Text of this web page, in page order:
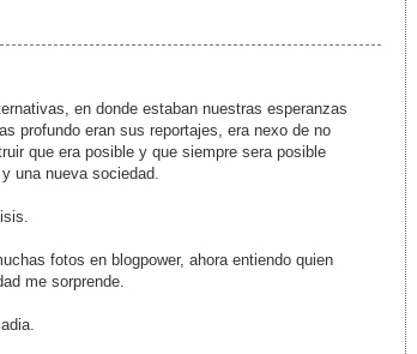
en donde estaban nuestras esperanzas
profundo eran sus reportajes, era nexo de no
que era posible y que siempre sera posible
una nueva sociedad.
fotos en blogpower, ahora entiendo quien
me sorprende.